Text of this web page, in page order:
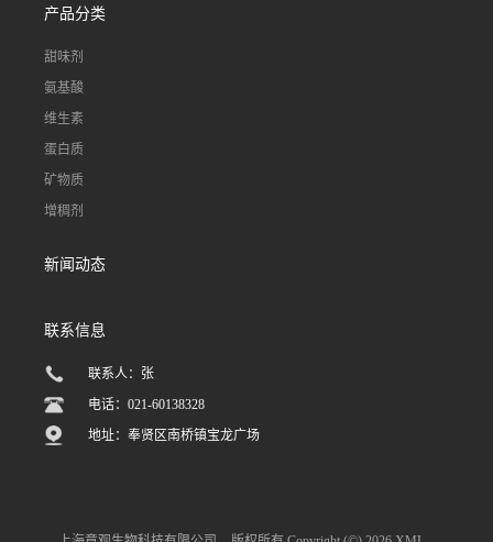
产品分类
甜味剂
氨基酸
维生素
蛋白质
矿物质
增稠剂
新闻动态
联系信息
联系人：张
电话：021-60138328
地址：奉贤区南桥镇宝龙广场